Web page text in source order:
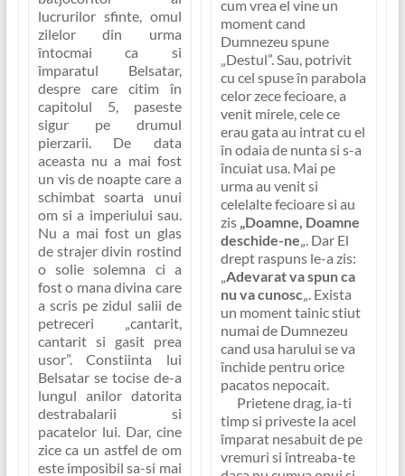
lucrurilor sfinte, omul
zilelor din urma
întocmai ca si
împaratul Belsatar,
despre care citim în
capitolul 5, paseste
sigur pe drumul
pierzarii. De data
aceasta nu a mai fost
un vis de noapte care a
schimbat soarta unui
om si a imperiului sau.
Nu a mai fost un glas
de strajer divin rostind
o solie solemna ci a
fost o mana divina care
a scris pe zidul salii de
petreceri
„cantarit,
cantarit si gasit prea
usor”. Constiinta lui
Belsatar se tocise de-a
lungul anilor datorita
destrabalarii si
pacatelor lui. Dar, cine
zice ca un astfel de om
este imposibil sa-si mai
cum vrea el vine un
moment cand
Dumnezeu spune
„Destul”. Sau, potrivit
cu cel spuse în parabola
celor zece fecioare, a
venit mirele, cele ce
erau gata au intrat cu el
în odaia de nunta si s-a
încuiat usa. Mai pe
urma au venit si
celelalte fecioare si au
zis „Doamne, Doamne
deschide-ne„. Dar El
drept raspuns le-a zis:
„Adevarat va spun ca
nu va cunosc„. Exista
un moment tainic stiut
numai de Dumnezeu
cand usa harului se va
închide pentru orice
pacatos nepocait.
Prietene drag, ia-ti
timp si priveste la acel
împarat nesabuit de pe
vremuri si întreaba-te